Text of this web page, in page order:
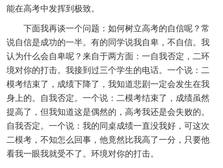
能在高考中发挥到极致。
下面我再谈一个问题：如何树立高考的自信呢？常
说自信是成功的一半。有的同学说我自卑，不自信。我
认为什么会自卑呢？来自于两方面：一自我否定，二环
境对你的打击。我接到过三个学生的电话。一个说：二
模考结束了，成绩下降了，我知道悲剧一定会发生在我
身上的。自我否定。一个说：二模考结束了，成绩虽然
提高了，但我知道这是偶然的，高考我还是会失败的。
自我否定。一个说：我的同桌成绩一直没我好，可这次
二模考，不知怎么回事，他竟然比我高了一分，只要他
看我一眼我就受不了。环境对你的打击。